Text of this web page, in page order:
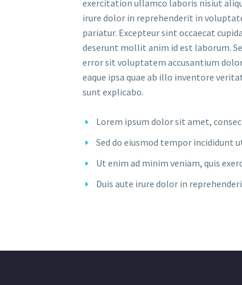
exercitation ullamco laboris nisiut
irure dolor in reprehenderit in
pariatur. Excepteur sint occaecat
deserunt mollit anim id est laborum.
error sit voluptatem accusantium
eaque ipsa quae ab illo inventore
sunt explicabo.
Lorem ipsum dolor sit amet,
Sed do eiusmod tempor incididunt
Ut enim ad minim veniam, quis
Duis aute irure dolor in